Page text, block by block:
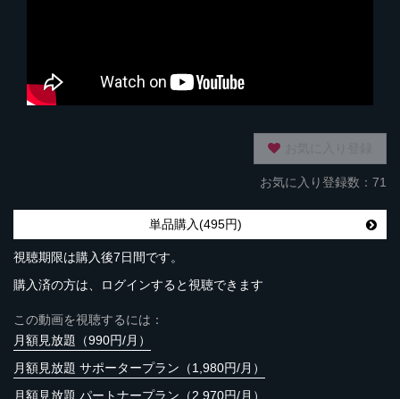
お気に入り登録数：71
単品購入(495円)
視聴期限は購入後7日間です。
購入済の方は、ログインすると視聴できます
この動画を視聴するには：
月額見放題（990円/月）
月額見放題 サポータープラン（1,980円/月）
月額見放題 パートナープラン（2,970円/月）